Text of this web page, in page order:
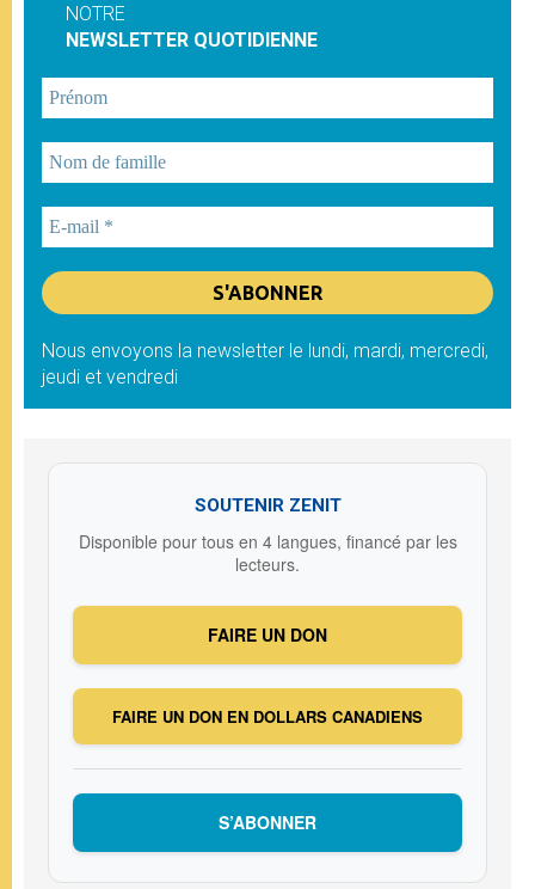
NOTRE
NEWSLETTER QUOTIDIENNE
Nous envoyons la newsletter le lundi, mardi, mercredi,
jeudi et vendredi
SOUTENIR ZENIT
Disponible pour tous en 4 langues, financé par les
lecteurs.
FAIRE UN DON
FAIRE UN DON EN DOLLARS CANADIENS
S’ABONNER